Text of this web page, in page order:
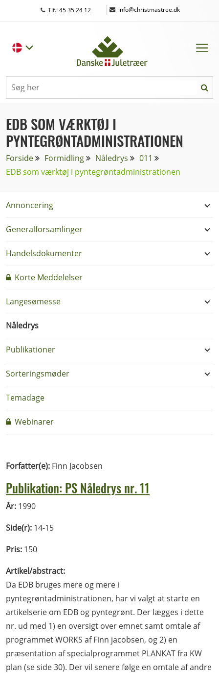
Tlf.: 45 35 24 12 | info@christmastree.dk
EDB SOM VÆRKTØJ I
PYNTEGRØNTADMINISTRATIONEN
Forside Formidling Nåledrys
011
EDB som værktøj i pyntegrøntadministrationen
Annoncering
Generalforsamlinger
Handelsdokumenter
Korte Meddelelser
Langesømesse
Nåledrys
Publikationer
Sorteringsmøder
Temadage
Webinarer
Forfatter(e): Finn Jacobsen
Publikation: PS Nåledrys nr. 11
År: 1990
Side(r): 14-15
Pris: 150
Artikel/abstract:
Da EDB bruges mere og mere i
pyntegrøntadministrationen, har vi valgt at starte en
artikelserie om EDB og pyntegrønt. Der lægges i dette
nr. ud med 1) en oversigt over emnet samt omtale af
programmet WORKS af Finn jacobsen, og 2) en
præsentation af specialprogrammet PLANKAT fra KW
plan (se side 30). Der vil senere følge en omtale af andre